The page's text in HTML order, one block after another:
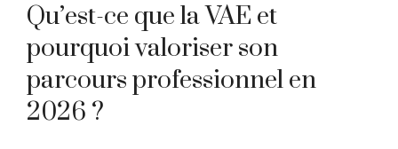
Qu’est-ce que la VAE et
pourquoi valoriser son
parcours professionnel en
2026 ?